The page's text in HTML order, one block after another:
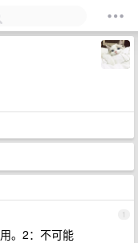
1
。2：不可能